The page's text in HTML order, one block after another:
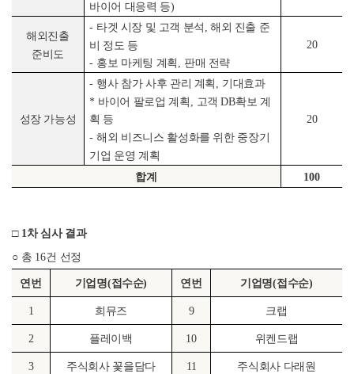
바이어 대응력 등)
해외진출
준비도
- 타겟 시장 및 고객 분석 ,해외 진출 준
비 정도 등
- 홍보 마케팅 계획 , 판매 전략
20
성장 가능성
- 행사 참가 사후 관리 계획
기대효과
* 바이어 팔로업 계획 고객DB확보 계
획 등
- 해외 비즈니스 활성화를 위한 중장기
기업 운영 계획
20
합계 100
□ 1차 심사 결과
○ 총 16건 선정
연번 기업명(접수순) 연번 기업명(접수순)
1 희뮤즈 9 크랩
2 플레이백 10 위켄드랩
3 주식회사 꽃을담다 11 주식회사 다래원